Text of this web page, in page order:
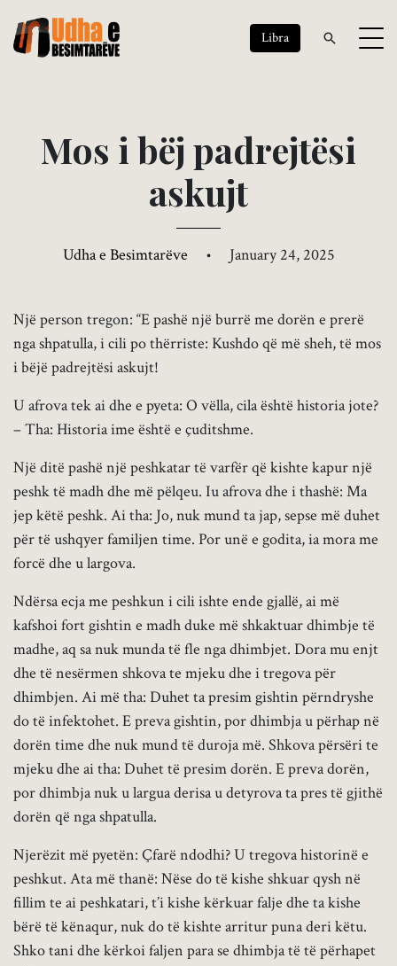
Libra
Mos i bëj padrejtësi
askujt
Udha e Besimtarëve • January 24, 2025
Një person tregon: “E pashë një burrë me dorën e prerë
nga shpatulla, i cili po thërriste: Kushdo që më sheh, të mos
i bëjë padrejtësi askujt!
U afrova tek ai dhe e pyeta: O vëlla, cila është historia jote?
– Tha: Historia ime është e çuditshme.
Një ditë pashë një peshkatar të varfër që kishte kapur një
peshk të madh dhe më pëlqeu. Iu afrova dhe i thashë: Ma
jep këtë peshk. Ai tha: Jo, nuk mund ta jap, sepse më duhet
për të ushqyer familjen time. Por unë e godita, ia mora me
forcë dhe u largova.
Ndërsa ecja me peshkun i cili ishte ende gjallë, ai më
kafshoi fort gishtin e madh duke më shkaktuar dhimbje të
madhe, aq sa nuk munda të fle nga dhimbjet. Dora mu enjt
dhe të nesërmen shkova te mjeku dhe i tregova për
dhimbjen. Ai më tha: Duhet ta presim gishtin përndryshe
do të infektohet. E preva gishtin, por dhimbja u përhap në
dorën time dhe nuk mund të duroja më. Shkova përsëri te
mjeku dhe ai tha: Duhet të presim dorën. E preva dorën,
por dhimbja nuk u largua derisa u detyrova ta pres të gjithë
dorën që nga shpatulla.
Njerëzit më pyetën: Çfarë ndodhi? U tregova historinë e
peshkut. Ata më thanë: Nëse do të kishe shkuar qysh në
fillim te ai peshkatari, t’i kishe kërkuar falje dhe ta kishe
bërë të kënaqur, nuk do të kishte arritur puna deri këtu.
Shko tani dhe kërkoi faljen para se dhimbja të të përhapet